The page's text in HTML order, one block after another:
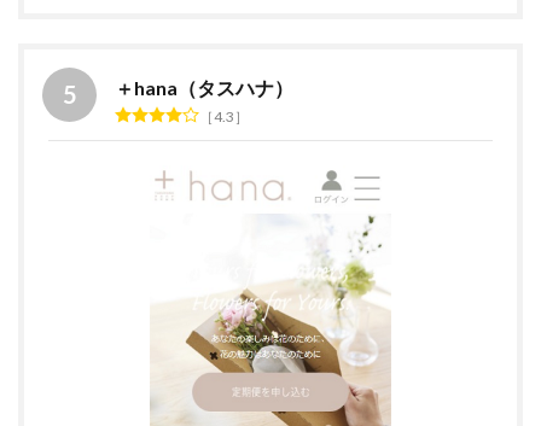
＋hana（タスハナ）
4.3